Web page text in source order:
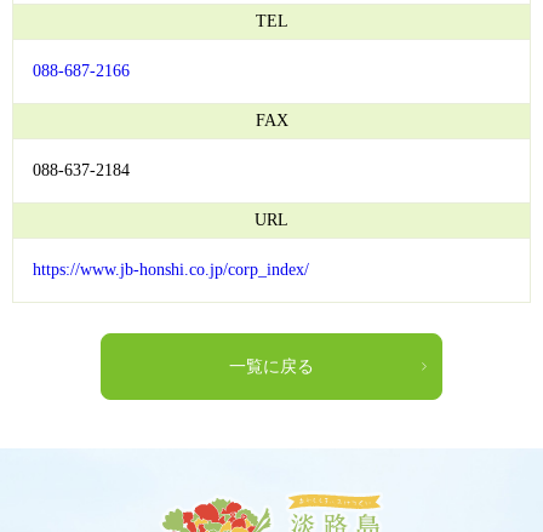
TEL
088-687-2166
FAX
088-637-2184
URL
https://www.jb-honshi.co.jp/corp_index/
一覧に戻る